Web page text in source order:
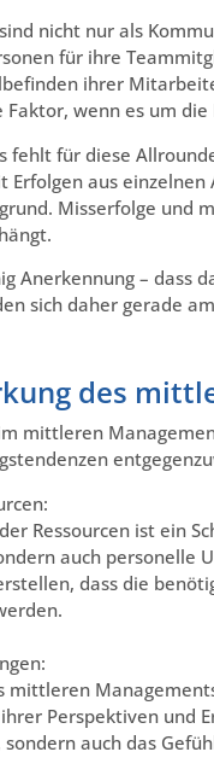
nicht nur als
für ihre
ihrer
wenn es um
fehlt für diese
aus
Misserfolge und
Anerkennung –
sich daher gerade
des
mittleren
Ressourcen ist ein
auch personelle
dass die
mittleren
Perspektiven und
auch das